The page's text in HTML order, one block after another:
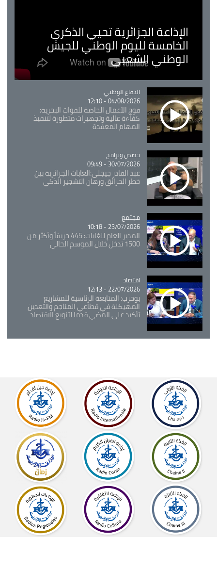
الإذاعة الجزائرية تحيي الذكرى
الخامسة لليوم الوطني للجيش
الوطني الشعبي
Catégorie
الدفاع الوطني
04/08/2026 - 12:10
فوج الأعمال الخاصة للقوات البحرية:
كفاءة عالية وتجهيزات متطورة لتنفيذ
المهام المعقدة
Catégorie
حصص وبرامج
30/07/2026 - 09:49
عبد القادر جيجلي:الغابات الجزائرية بين
خطر الحرائق ورهان التشجير الذكي
Catégorie
مجتمع
23/07/2026 - 10:18
المدير العام للغابات: 445 حريقاً وأكثر من
1500 تدخل خلال الموسم الحالي
Catégorie
اقتصاد
22/07/2026 - 12:13
بوحرب: المتابعة الرئاسية للمشاريع
المهيكلة في قطاعي المناجم والتعدين
تأكيد على المضي قدما لتنويع الاقتصاد